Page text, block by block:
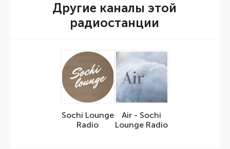
Другие каналы этой
радиостанции
Sochi Lounge
Radio
Air - Sochi
Lounge Radio